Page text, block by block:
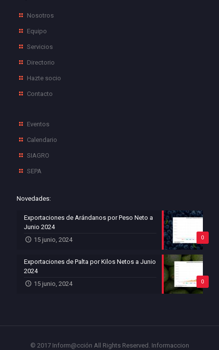
Nosotros
Equipo
Servicios
Directorio
Hazte socio
Contacto
Eventos
Calendario
SIAGRO
SEPA
Novedades:
0
Exportaciones de Arándanos por Peso Neto a
Junio 2024
15 junio, 2024
0
Exportaciones de Palta por Kilos Netos a Junio
2024
15 junio, 2024
© 2017 Inform@cción All Rights Reserved. Informaccion